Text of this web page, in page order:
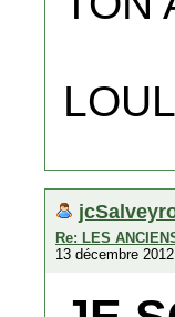
Re: LES
13 décembre